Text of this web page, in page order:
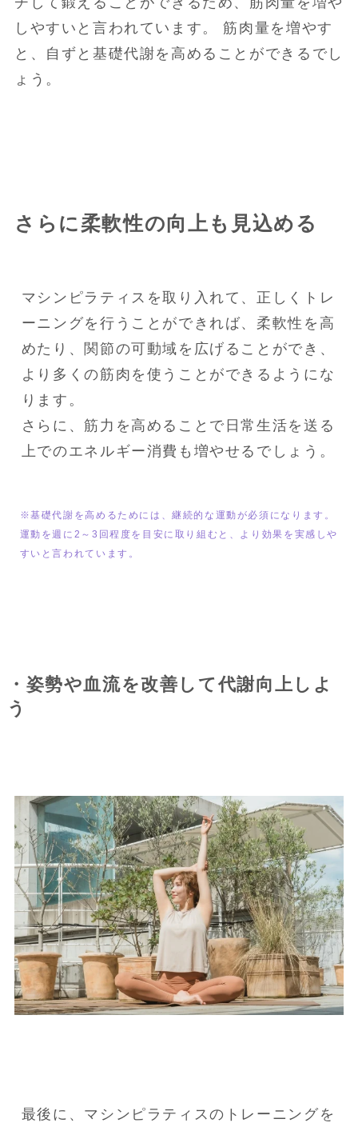
しやすいと言われています。 筋肉量を増やす
と、自ずと基礎代謝を高めることができるでし
ょう。
さらに柔軟性の向上も見込める
マシンピラティスを取り入れて、正しくトレ
ーニングを行うことができれば、柔軟性を高
めたり、関節の可動域を広げることができ、
より多くの筋肉を使うことができるようにな
ります。
さらに、筋力を高めることで日常生活を送る
上でのエネルギー消費も増やせるでしょう。
※基礎代謝を高めるためには、継続的な運動が必須になります。
運動を週に2～3回程度を目安に取り組むと、より効果を実感しや
すいと言われています。
・姿勢や血流を改善して代謝向上しよ
う
最後に、マシンピラティスのトレーニングを